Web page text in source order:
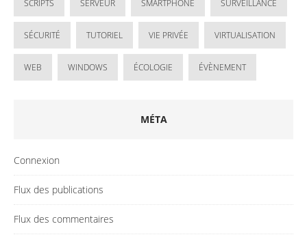
SCRIPTS SERVEUR SMARTPHONE SURVEILLANCE
SÉCURITÉ TUTORIEL VIE PRIVÉE VIRTUALISATION
WEB WINDOWS ÉCOLOGIE ÉVÈNEMENT
MÉTA
Connexion
Flux des publications
Flux des commentaires